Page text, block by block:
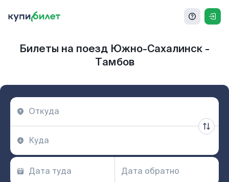
Билеты на поезд Южно-Сахалинск -
Тамбов